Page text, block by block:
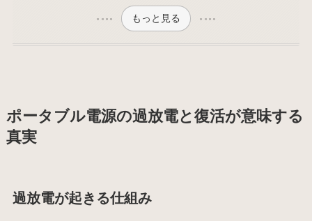
もっと見る
ポータブル電源の過放電と復活が意味する
真実
過放電が起きる仕組み